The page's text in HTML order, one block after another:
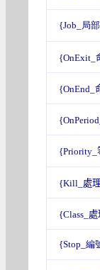
{Job_局
{OnExit_
{OnEnd_
{OnPeriod_
{Priority_
{Kill_ 處
{Class_
{Stop_編